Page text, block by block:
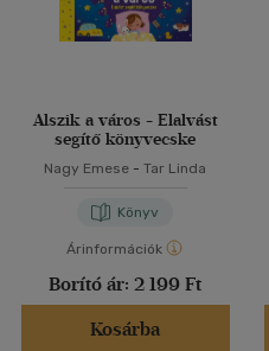
Alszik a város - Elalvást
segítő könyvecske
Nagy Emese - Tar Linda
Könyv
Árinformációk
Borító ár: 2 199 Ft
Kosárba